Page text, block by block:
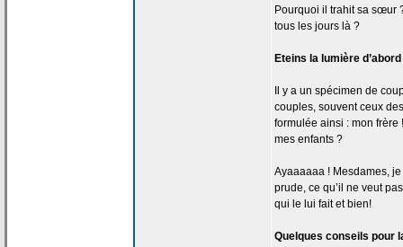
Pourquoi il trahit sa sœur
tous les jours là ?
Eteins la lumière
Il y a un spécimen de
couples, souvent ceux
formulée ainsi : mon frère
mes enfants ?
Ayaaaaaa ! Mesdames,
prude, ce qu’il ne veut
qui le lui fait et bien!
Quelques conseils pour